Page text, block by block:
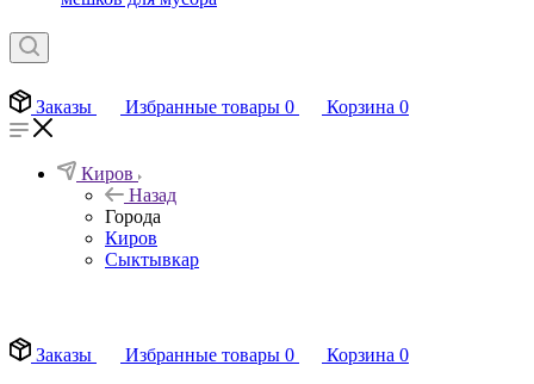
Заказы Избранные товары 0 Корзина 0
Киров
Назад
Города
Киров
Сыктывкар
Заказы
Избранные товары 0 Корзина 0